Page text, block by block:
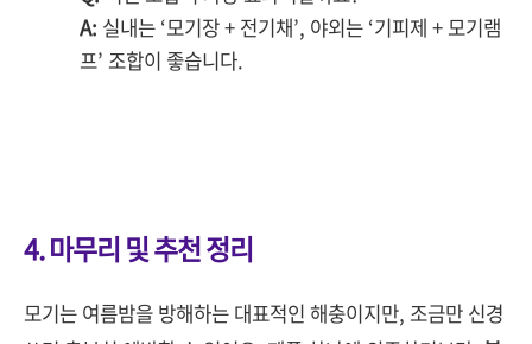
A: 실내는 ‘모기장 + 전기채’, 야외는 ‘기피제 + 모기램
프’ 조합이 좋습니다.
4. 마무리 및 추천 정리
모기는 여름밤을 방해하는 대표적인 해충이지만, 조금만 신경